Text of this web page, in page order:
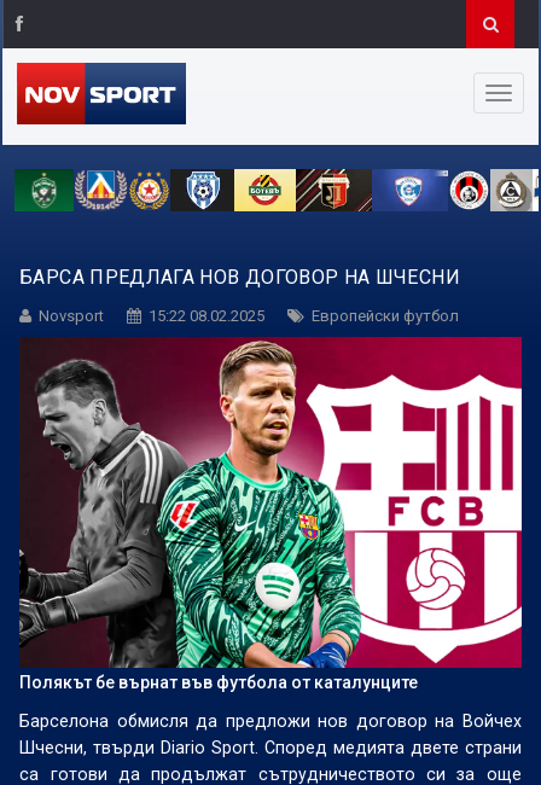
БАРСА ПРЕДЛАГА НОВ ДОГОВОР НА ШЧЕСНИ
Novsport 15:22 08.02.2025 Европейски футбол
Полякът бе върнат във футбола от каталунците
Барселона обмисля да предложи нов договор на Войчех
Шчесни, твърди Diario Sport. Според медията двете страни
са готови да продължат сътрудничеството си за още